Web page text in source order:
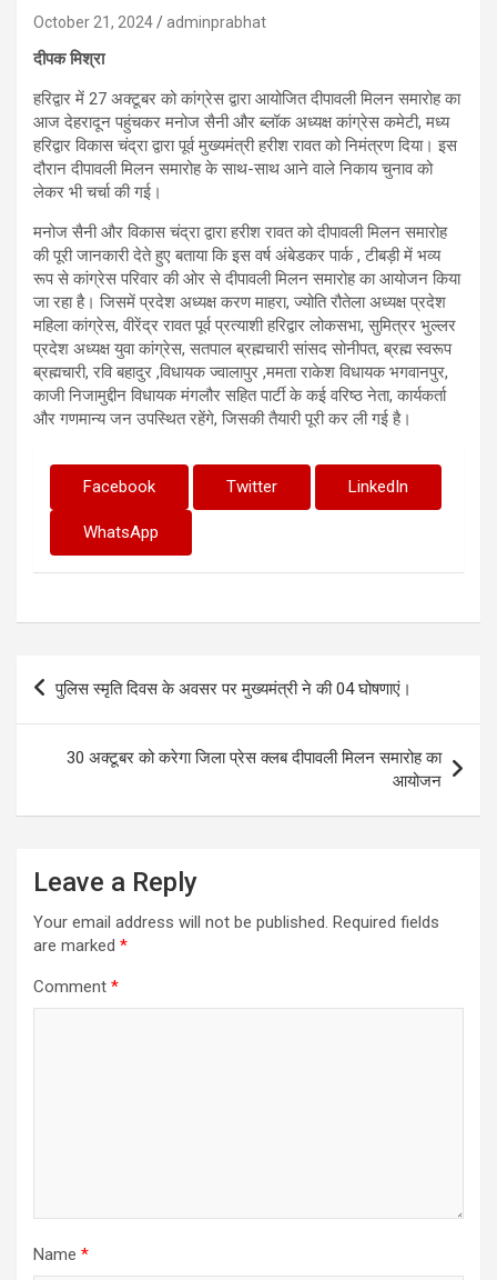
October 21, 2024 adminprabhat
दीपक मिश्रा
हरिद्वार में 27 अक्टूबर को कांग्रेस द्वारा आयोजित दीपावली मिलन समारोह का
आज देहरादून पहुंचकर मनोज सैनी और ब्लॉक अध्यक्ष कांग्रेस कमेटी, मध्य
हरिद्वार विकास चंद्रा द्वारा पूर्व मुख्यमंत्री हरीश रावत को निमंत्रण दिया। इस
दौरान दीपावली मिलन समारोह के साथ-साथ आने वाले निकाय चुनाव को
लेकर भी चर्चा की गई।
मनोज सैनी और विकास चंद्रा द्वारा हरीश रावत को दीपावली मिलन समारोह
की पूरी जानकारी देते हुए बताया कि इस वर्ष अंबेडकर पार्क , टीबड़ी में भव्य
रूप से कांग्रेस परिवार की ओर से दीपावली मिलन समारोह का आयोजन किया
जा रहा है। जिसमें प्रदेश अध्यक्ष करण माहरा, ज्योति रौतेला अध्यक्ष प्रदेश
महिला कांग्रेस, वीरेंद्र रावत पूर्व प्रत्याशी हरिद्वार लोकसभा, सुमित्रर भुल्लर
प्रदेश अध्यक्ष युवा कांग्रेस, सतपाल ब्रह्मचारी सांसद सोनीपत, ब्रह्म स्वरूप
ब्रह्मचारी, रवि बहादुर ,विधायक ज्वालापुर ,ममता राकेश विधायक भगवानपुर,
काजी निजामुद्दीन विधायक मंगलौर सहित पार्टी के कई वरिष्ठ नेता, कार्यकर्ता
और गणमान्य जन उपस्थित रहेंगे, जिसकी तैयारी पूरी कर ली गई है।
Facebook Twitter LinkedIn
WhatsApp
Post
navigation
पुलिस स्मृति दिवस के अवसर पर मुख्यमंत्री ने की 04 घोषणाएं।
30 अक्टूबर को करेगा जिला प्रेस क्लब दीपावली मिलन समारोह का
आयोजन
Leave a Reply
Your email address will not be published. Required fields
are marked *
Comment *
Name *